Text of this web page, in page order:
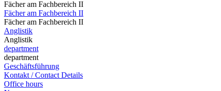
Fächer am Fachbereich II
Fächer am Fachbereich II
Fächer am Fachbereich II
Anglistik
Anglistik
department
department
Geschäftsführung
Kontakt / Contact Details
Office hours